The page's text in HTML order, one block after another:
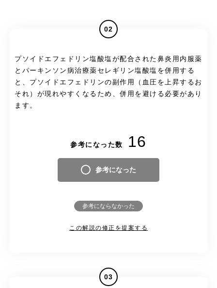
02
プソイドエフェドリン塩酸塩が配合された鼻炎用内服薬
とパーキンソン病治療薬セレギリン塩酸塩を併用する
と、プソイドエフェドリンの副作用（血圧を上昇するお
それ）が現れやすくなるため、併用を避ける必要があり
ます。
参考になった数 16
参考になった
参考にならなかった
この解説の修正を提案する
03